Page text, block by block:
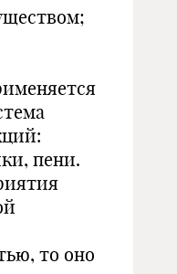
пени.
то оно